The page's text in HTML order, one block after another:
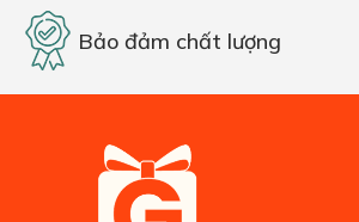
Bảo đảm chất lượng